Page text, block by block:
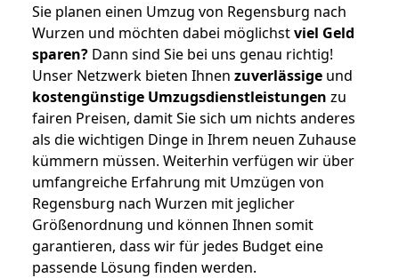
Sie planen einen Umzug von Regensburg nach
Wurzen und möchten dabei möglichstviel Geld
sparen? Dann sind Sie bei uns genau richtig!
Unser Netzwerk bieten Ihnen zuverlässige und
kostengünstige Umzugsdienstleistungen zu
fairen Preisen, damit Sie sich um nichts anderes
als die wichtigen Dinge in Ihrem neuen Zuhause
kümmern müssen. Weiterhin verfügen wir über
umfangreiche Erfahrung mit Umzügen von
Regensburg nach Wurzen mit jeglicher
Größenordnung und können Ihnen somit
garantieren, dass wir für jedes Budget eine
passende Lösung finden werden.